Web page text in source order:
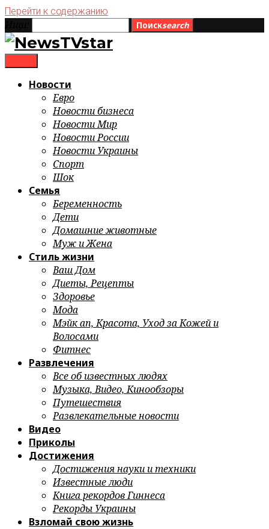
Перейти к содержанию
Поискsearch
Новости
Евро
Новости бизнеса
Новости Мир
Новости России
Новости Украины
Спорт
Шок
Семья
Беременность
Дети
Домашние животные
Муж и Жена
Стиль жизни
Ваш Дом
Диеты, Рецепты
Здоровье
Мода
Мэйк ап, Красота, Уход за Кожей и
Волосами
Фитнес
Развлечения
Все об известных людях
Музыка, Видео, Кинообзоры
Путешествия
Развлекательные новости
Видео
Приколы
Достижения
Достижения науки и техники
Известные люди
Книга рекордов Гиннеса
Рекорды Украины
Взломай свою жизнь